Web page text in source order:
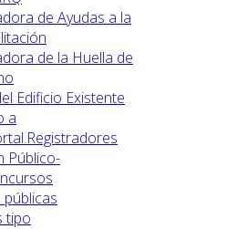
de Ayudas a la
de la Huella de
Edificio Existente
a
Público-
tipo